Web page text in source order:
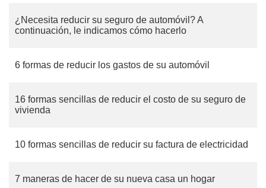
¿Necesita reducir su seguro de automóvil? A
continuación, le indicamos cómo hacerlo
6 formas de reducir los gastos de su automóvil
16 formas sencillas de reducir el costo de su seguro de
vivienda
10 formas sencillas de reducir su factura de electricidad
7 maneras de hacer de su nueva casa un hogar